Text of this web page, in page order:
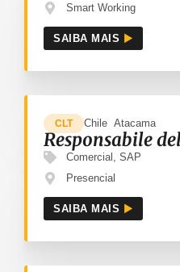
Smart Working
SAIBA MAIS
Chile Atacama
CLT
Responsabile
Comercial SAP
Presencial
SAIBA MAIS